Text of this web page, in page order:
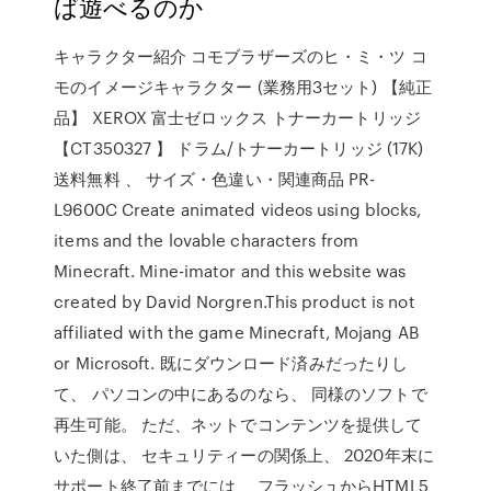
キャラクター紹介 コモブラザーズのヒ・ミ・ツ コ
モのイメージキャラクター (業務用3セット) 【純正
品】 XEROX 富士ゼロックス トナーカートリッジ
【CT350327 】 ドラム/トナーカートリッジ (17K)
送料無料 、 サイズ・色違い・関連商品 PR-
L9600C Create animated videos using blocks,
items and the lovable characters from
Minecraft. Mine-imator and this website was
created by David Norgren.This product is not
affiliated with the game Minecraft, Mojang AB
or Microsoft. 既にダウンロード済みだったりし
て、 パソコンの中にあるのなら、 同様のソフトで
再生可能。 ただ、ネットでコンテンツを提供して
いた側は、 セキュリティーの関係上、 2020年末に
サポート終了前までには、 フラッシュからHTML5